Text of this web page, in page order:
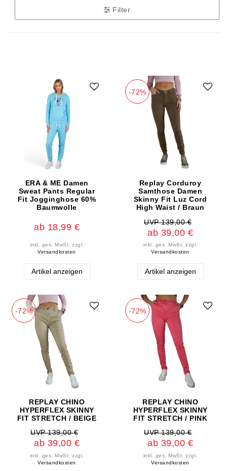
Filter
ERA & ME Damen
Sweat Pants Regular
Fit Jogginghose 60%
Baumwolle
ab 18,99 €
inkl. ges. MwSt. zzgl.
Versandkosten
Artikel anzeigen
-72%
Replay Corduroy
Samthose Damen
Skinny Fit Luz Cord
High Waist / Braun
UVP 139,00 €
ab 39,00 €
inkl. ges. MwSt. zzgl.
Versandkosten
Artikel anzeigen
-72%
REPLAY CHINO
HYPERFLEX SKINNY
FIT STRETCH / BEIGE
UVP 139,00 €
ab 39,00 €
inkl. ges. MwSt.
zzgl.
Versandkosten
-72%
REPLAY CHINO
HYPERFLEX SKINNY
FIT STRETCH / PINK
UVP 139,00 €
ab 39,00 €
inkl. ges. MwSt.
zzgl.
Versandkosten